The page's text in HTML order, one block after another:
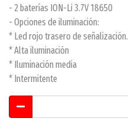
- 2 baterías ION-Li 3.7V 18650
- Opciones de iluminación:
* Led rojo trasero de señalización.
* Alta iluminación
* Iluminación media
* Intermitente